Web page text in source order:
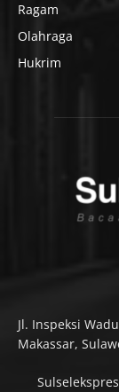
Ragam
Olahraga
Hukrim
Jl. Inspeksi
Makassar,